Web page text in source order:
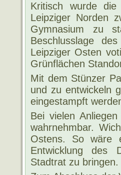
Kritisch wurde die
Leipziger Norden
Gymnasium zu
Beschlusslage
Leipziger Osten
Grünflächen
Mit dem Stünzer
und zu entwickeln
eingestampft
Bei vielen
wahrnehmbar.
Ostens. So wäre
Entwicklung des
Stadtrat zu bringen.